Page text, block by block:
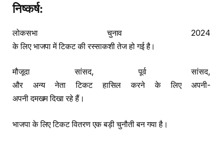
निष्कर्ष:
लोकसभा चुनाव 2024
के लिए भाजपा में टिकट की रस्साकशी तेज हो गई है।
मौजूदा सांसद, पूर्व सांसद,
और अन्य नेता टिकट हासिल करने के लिए अपनी-
अपनी दमखम दिखा रहे हैं।
भाजपा के लिए टिकट वितरण एक बड़ी चुनौती बन गया है।